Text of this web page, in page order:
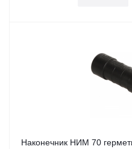
Наконечник НИМ 70